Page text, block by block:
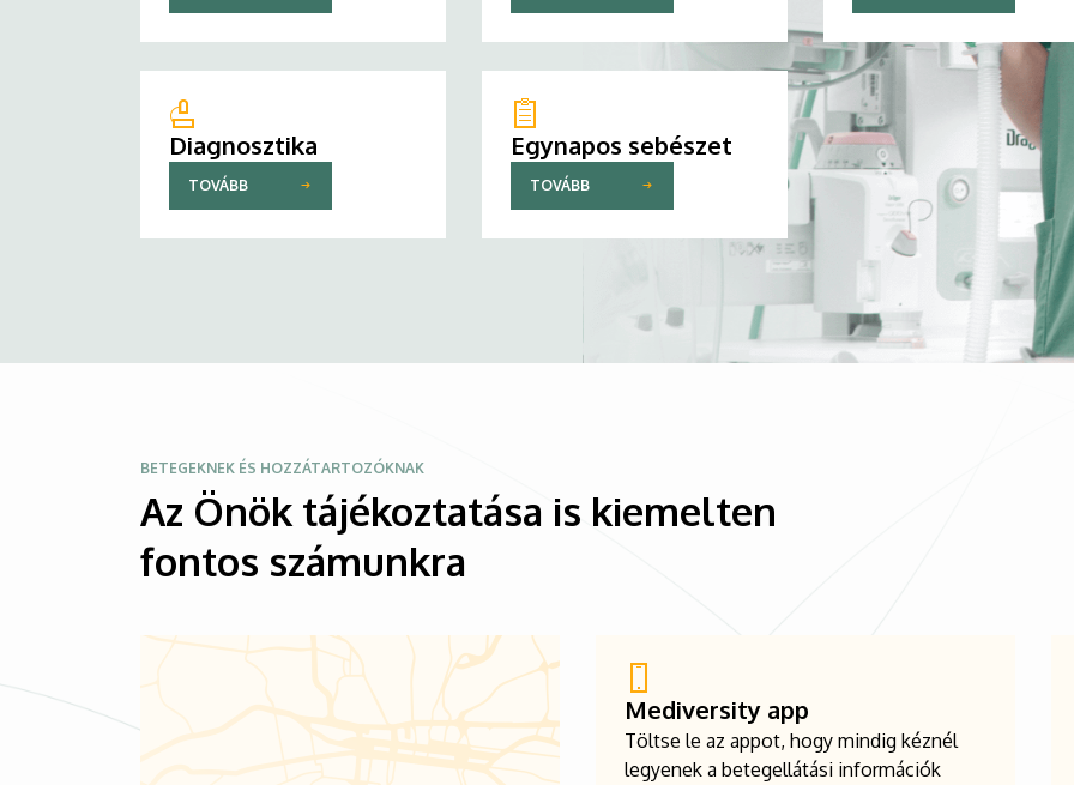
Diagnosztika
TOVÁBB
Egynapos sebészet
TOVÁBB
BETEGEKNEK ÉS HOZZÁTARTOZÓKNAK
Az Önök tájékoztatása is kiemelten
fontos számunkra
Mediversity app
Töltse le az appot, hogy mindig kéznél
legyenek a betegellátási információk